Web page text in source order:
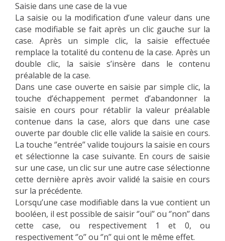
Saisie dans une case de la vue
La saisie ou la modification d’une valeur dans une
case modifiable se fait après un clic gauche sur la
case. Après un simple clic, la saisie effectuée
remplace la totalité du contenu de la case. Après un
double clic, la saisie s’insère dans le contenu
préalable de la case.
Dans une case ouverte en saisie par simple clic, la
touche d’échappement permet d’abandonner la
saisie en cours pour rétablir la valeur préalable
contenue dans la case, alors que dans une case
ouverte par double clic elle valide la saisie en cours.
La touche ‘’entrée’’ valide toujours la saisie en cours
et sélectionne la case suivante. En cours de saisie
sur une case, un clic sur une autre case sélectionne
cette dernière après avoir validé la saisie en cours
sur la précédente.
Lorsqu’une case modifiable dans la vue contient un
booléen, il est possible de saisir ‘’oui’’ ou ‘’non’’ dans
cette case, ou respectivement 1 et 0, ou
respectivement ‘’o’’ ou ‘’n’’ qui ont le même effet.